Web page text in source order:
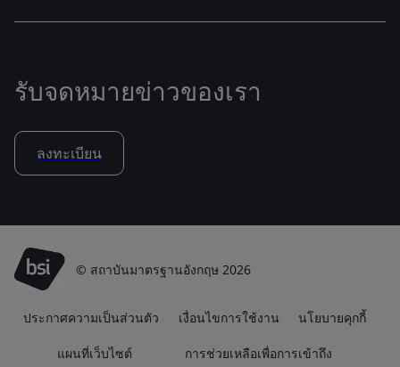
รับจดหมายข่าวของเรา
ลงทะเบียน
© สถาบันมาตรฐานอังกฤษ 2026
ประกาศความเป็นส่วนตัว เงื่อนไขการใช้งาน นโยบายคุกกี้
แผนที่เว็บไซต์ การช่วยเหลือเพื่อการเข้าถึง